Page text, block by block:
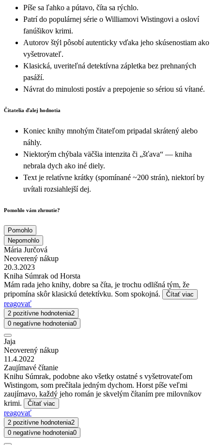
Píše sa ľahko a pútavo, číta sa rýchlo.
Patrí do populárnej série o Williamovi Wistingovi a osloví
fanúšikov krimi.
Autorov štýl pôsobí autenticky vďaka jeho skúsenostiam ako
vyšetrovateľ.
Klasická, uveriteľná detektívna zápletka bez prehnaných
pasáží.
Návrat do minulosti postáv a prepojenie so sériou sú vítané.
Čitatelia ďalej hodnotia
Koniec knihy mnohým čitateľom pripadal skrátený alebo
náhly.
Niektorým chýbala väčšia intenzita či „šťava“ — kniha
nebrala dych ako iné diely.
Text je relatívne krátky (spomínané ~200 strán), niektorí by
uvítali rozsiahlejší dej.
Pomohlo vám zhrnutie?
Pomohlo
Nepomohlo
Mária Jurčová
Neoverený nákup
20.3.2023
Kniha Súmrak od Horsta
Mám rada jeho knihy, dobre sa číta, je trochu odlišná tým, že
pripomína skôr klasickú detektívku. Som spokojná.
Čítať viac
reagovať
2 pozitívne hodnotenia2
0 negatívne hodnotenia0
Jaja
Neoverený nákup
11.4.2022
Zaujímavé čítanie
Knihu Súmrak, podobne ako všetky ostatné s vyšetrovateľom
Wistingom, som prečítala jedným dychom. Horst píše veľmi
zaujímavo, každý jeho román je skvelým čítaním pre milovníkov
krimi.
Čítať viac
reagovať
2 pozitívne hodnotenia2
0 negatívne hodnotenia0